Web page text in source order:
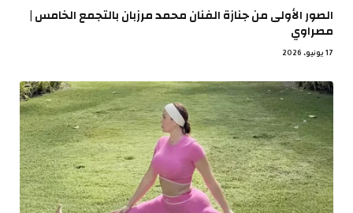
الصور الأولى من جنازة الفنان محمد مرزبان بالتجمع الخامس |
مصراوي
17 يونيو، 2026